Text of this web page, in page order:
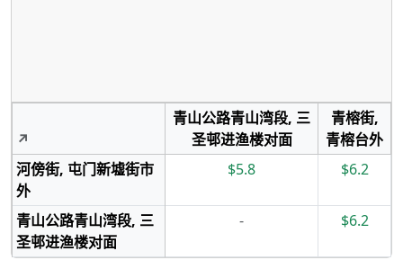
↗
青山公路青山湾段, 三
圣邨进渔楼对面
青榕街,
青榕台外
河傍街, 屯门新墟街市
外
$5.8 $6.2
青山公路青山湾段, 三
圣邨进渔楼对面
- $6.2